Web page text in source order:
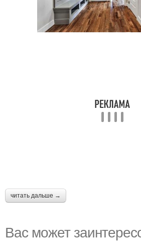
читать дальше →
Вас может